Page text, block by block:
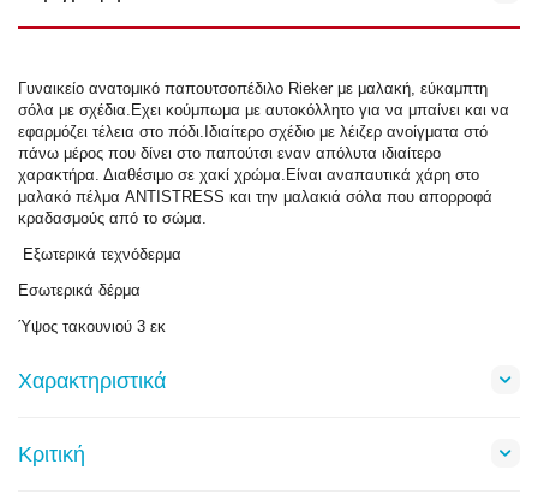
Γυναικείο ανατομικό παπουτσοπέδιλο Rieker με μαλακή, εύκαμπτη
σόλα με σχέδια.Εχει κούμπωμα με αυτοκόλλητο για να μπαίνει και να
εφαρμόζει τέλεια στο πόδι.Ιδιαίτερο σχέδιο με λέιζερ ανοίγματα στό
πάνω μέρος που δίνει στο παπούτσι εναν απόλυτα ιδιαίτερο
χαρακτήρα. Διαθέσιμο σε χακί χρώμα.Είναι αναπαυτικά χάρη στο
μαλακό πέλμα ANTISTRESS και την μαλακιά σόλα που απορροφά
κραδασμούς από το σώμα.
Εξωτερικά τεχνόδερμα
Εσωτερικά δέρμα
Ύψος τακουνιού 3 εκ
Χαρακτηριστικά
Κριτική